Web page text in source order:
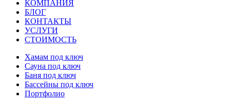
КОМПАНИЯ
БЛОГ
КОНТАКТЫ
УСЛУГИ
СТОИМОСТЬ
Хамам под ключ
Сауна под ключ
Баня под ключ
Бассейны под ключ
Портфолио